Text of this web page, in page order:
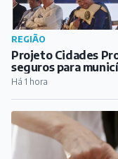
REGIÃO
Projeto Cidades
seguros para
Há 1 hora